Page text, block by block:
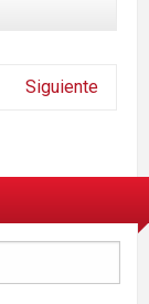
Siguiente